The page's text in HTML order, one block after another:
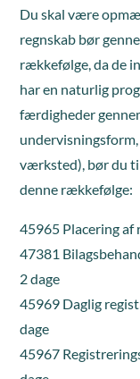
Du skal være
regnskab bør
rækkefølge, da de
har en naturlig
færdigheder
værksted), bør du
denne rækkefølge:
45965 Placering af
47381
2 dage
45969 Daglig
dage
45967